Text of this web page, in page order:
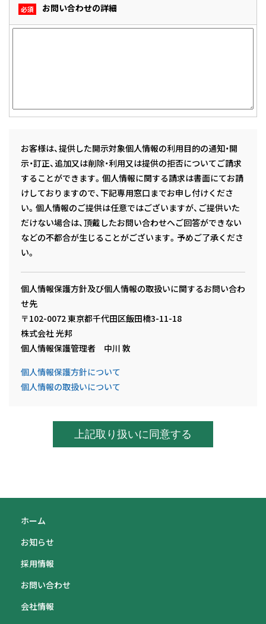
お問い合わせの詳細
必須
お客様は、提供した開示対象個人情報の利用目的の通知・開
示・訂正、追加又は削除・利用又は提供の拒否についてご請求
することができます。個人情報に関する請求は書面にてお請
けしておりますので、下記専用窓口までお申し付けくださ
い。個人情報のご提供は任意ではございますが、ご提供いた
だけない場合は、頂戴したお問い合わせへご回答ができない
などの不都合が生じることがございます。予めご了承くださ
い。
個人情報保護方針及び個人情報の取扱いに関するお問い合わ
せ先
〒102-0072 東京都千代田区飯田橋3-11-18
株式会社 光邦
個人情報保護管理者 中川 敦
個人情報保護方針について
個人情報の取扱いについて
ホーム
お知らせ
採用情報
お問い合わせ
会社情報